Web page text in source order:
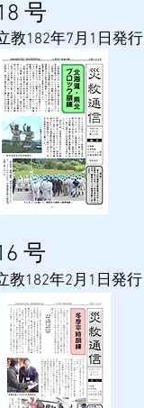
号
教182年7月1日発行
号
教182年2月1日発行